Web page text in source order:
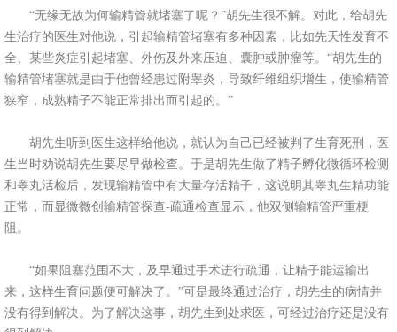
“无缘无故为何输精管就堵塞了呢？”胡先生很不解。对此，给胡先
生治疗的医生对他说，引起输精管堵塞有多种因素，比如先天性发育不
全、某些炎症引起堵塞、外伤及外来压迫、囊肿或肿瘤等。“胡先生的
输精管堵塞就是由于他曾经患过附睾炎，导致纤维组织增生，使输精管
狭窄，成熟精子不能正常排出而引起的。”
胡先生听到医生这样给他说，就认为自己已经被判了生育死刑，医
生当时劝说胡先生要尽早做检查。于是胡先生做了精子孵化微循环检测
和睾丸活检后，发现输精管中有大量存活精子，这说明其睾丸生精功能
正常，而显微微创输精管探查-疏通检查显示，他双侧输精管严重梗
阻。
“如果阻塞范围不大，及早通过手术进行疏通，让精子能运输出
来，这样生育问题便可解决了。”可是最终通过治疗，胡先生的病情并
没有得到解决。为了解决这事，胡先生到处求医，可经过治疗还是没有